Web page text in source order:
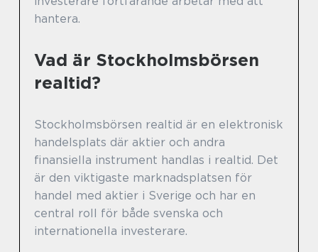
hantera.
Vad är Stockholmsbörsen
realtid?
Stockholmsbörsen realtid är en elektronisk
handelsplats där aktier och andra
finansiella instrument handlas i realtid. Det
är den viktigaste marknadsplatsen för
handel med aktier i Sverige och har en
central roll för både svenska och
internationella investerare.